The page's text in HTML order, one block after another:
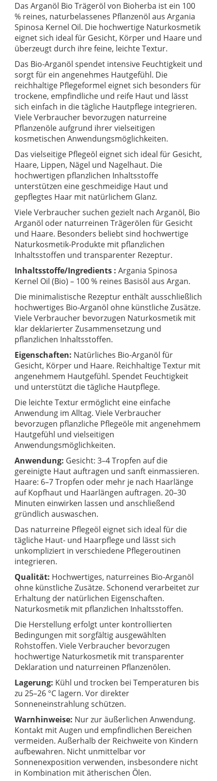
Das Arganöl Bio Trägeröl von Bioherba ist ein 100
% reines, naturbelassenes Pflanzenöl aus Argania
Spinosa Kernel Oil. Die hochwertige Naturkosmetik
eignet sich ideal für Gesicht, Körper und Haare und
überzeugt durch ihre feine, leichte Textur.
Das Bio-Arganöl spendet intensive Feuchtigkeit und
sorgt für ein angenehmes Hautgefühl. Die
reichhaltige Pflegeformel eignet sich besonders für
trockene, empfindliche und reife Haut und lässt
sich einfach in die tägliche Hautpflege integrieren.
Viele Verbraucher bevorzugen naturreine
Pflanzenöle aufgrund ihrer vielseitigen
kosmetischen Anwendungsmöglichkeiten.
Das vielseitige Pflegeöl eignet sich ideal für Gesicht,
Haare, Lippen, Nägel und Nagelhaut. Die
hochwertigen pflanzlichen Inhaltsstoffe
unterstützen eine geschmeidige Haut und
gepflegtes Haar mit natürlichem Glanz.
Viele Verbraucher suchen gezielt nach Arganöl, Bio
Arganöl oder naturreinen Trägerölen für Gesicht
und Haare. Besonders beliebt sind hochwertige
Naturkosmetik-Produkte mit pflanzlichen
Inhaltsstoffen und transparenter Rezeptur.
Inhaltsstoffe/Ingredients : Argania Spinosa
Kernel Oil (Bio) – 100 % reines Basisöl aus Argan.
Die minimalistische Rezeptur enthält ausschließlich
hochwertiges Bio-Arganöl ohne künstliche Zusätze.
Viele Verbraucher bevorzugen Naturkosmetik mit
klar deklarierter Zusammensetzung und
pflanzlichen Inhaltsstoffen.
Eigenschaften: Natürliches Bio-Arganöl für
Gesicht, Körper und Haare. Reichhaltige Textur mit
angenehmem Hautgefühl. Spendet Feuchtigkeit
und unterstützt die tägliche Hautpflege.
Die leichte Textur ermöglicht eine einfache
Anwendung im Alltag. Viele Verbraucher
bevorzugen pflanzliche Pflegeöle mit angenehmem
Hautgefühl und vielseitigen
Anwendungsmöglichkeiten.
Anwendung: Gesicht: 3–4 Tropfen auf die
gereinigte Haut auftragen und sanft einmassieren.
Haare: 6–7 Tropfen oder mehr je nach Haarlänge
auf Kopfhaut und Haarlängen auftragen. 20–30
Minuten einwirken lassen und anschließend
gründlich auswaschen.
Das naturreine Pflegeöl eignet sich ideal für die
tägliche Haut- und Haarpflege und lässt sich
unkompliziert in verschiedene Pflegeroutinen
integrieren.
Qualität: Hochwertiges, naturreines Bio-Arganöl
ohne künstliche Zusätze. Schonend verarbeitet zur
Erhaltung der natürlichen Eigenschaften.
Naturkosmetik mit pflanzlichen Inhaltsstoffen.
Die Herstellung erfolgt unter kontrollierten
Bedingungen mit sorgfältig ausgewählten
Rohstoffen. Viele Verbraucher bevorzugen
hochwertige Naturkosmetik mit transparenter
Deklaration und naturreinen Pflanzenölen.
Lagerung: Kühl und trocken bei Temperaturen bis
zu 25–26 °C lagern. Vor direkter
Sonneneinstrahlung schützen.
Warnhinweise: Nur zur äußerlichen Anwendung.
Kontakt mit Augen und empfindlichen Bereichen
vermeiden. Außerhalb der Reichweite von Kindern
aufbewahren. Nicht unmittelbar vor
Sonnenexposition verwenden, insbesondere nicht
in Kombination mit ätherischen Ölen.